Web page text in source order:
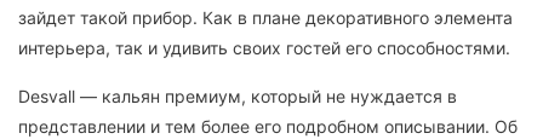
зайдет такой прибор. Как в плане декоративного элемента
интерьера, так и удивить своих гостей его способностями.
Desvall — кальян премиум, который не нуждается в
представлении и тем более его подробном описывании. Об